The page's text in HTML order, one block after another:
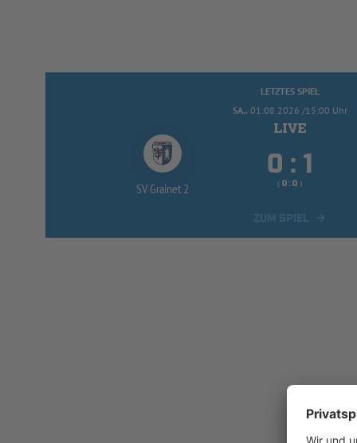
LETZTES SPIEL
SA.. 01.08.2026 /15:00 Uhr
SV Grainet 2
 : 
( :  )